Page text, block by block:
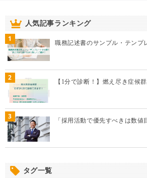
人気記事ランキング
1 職務記述書のサンプル・テン
2 【1分で診断！】燃え尽き症候
3 「採用活動で優先すべきは数
タグ一覧